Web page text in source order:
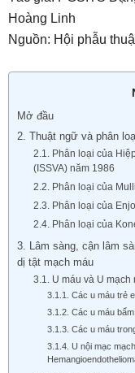
Hoàng Linh
Nguồn: Hội phẫu
Mở đầu
2. Thuật ngữ và phân
2.1. Phân loại của
(ISSVA) năm 1986
2.2. Phân loại của
2.3. Phân loại của
2.4. Phân loại của
3. Lâm sàng, cận lâm
dị tật mạch máu
3.1. U máu và U
3.1.1. Các u máu trẻ
3.1.2. Các u máu
3.1.3. Các u máu
3.1.4. U nội mạc